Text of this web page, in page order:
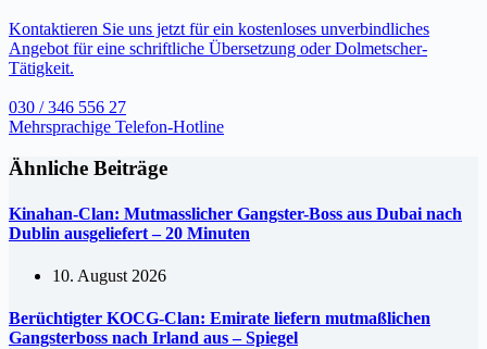
Kontaktieren Sie uns jetzt für ein kostenloses unverbindliches
Angebot für eine schriftliche Übersetzung oder Dolmetscher-
Tätigkeit.
030 / 346 556 27
Mehrsprachige Telefon-Hotline
Ähnliche Beiträge
Kinahan-Clan: Mutmasslicher Gangster-Boss aus Dubai nach
Dublin ausgeliefert – 20 Minuten
10. August 2026
Berüchtigter KOCG-Clan: Emirate liefern mutmaßlichen
Gangsterboss nach Irland aus – Spiegel